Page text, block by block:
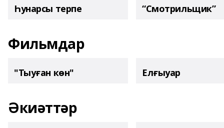
Һунарсы терпе “Смотрильщик”
Фильмдар
"Тыуған көн" Елғыуар
Әкиәттәр